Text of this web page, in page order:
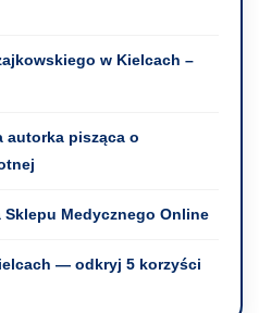
w Kielcach –
autorka pisząca o
Sklepu Medycznego Online
— odkryj 5 korzyści